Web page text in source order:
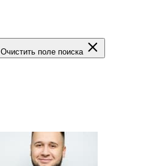
Очистить поле поиска